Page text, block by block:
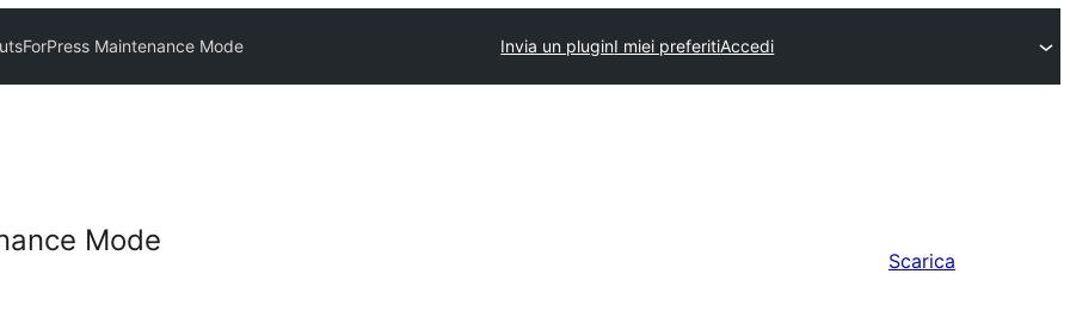
Maintenance Mode Invia un pluginI miei preferitiAccedi
Mode
Scarica